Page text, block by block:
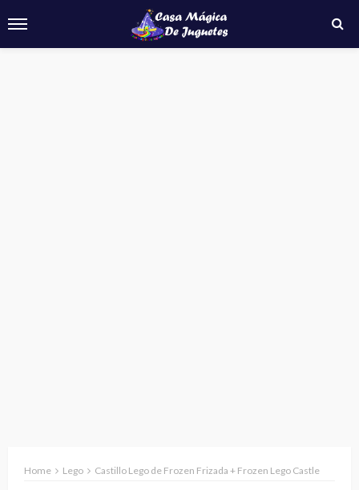
Home Lego Castillo Lego de Frozen Frizada + Frozen Lego Castle